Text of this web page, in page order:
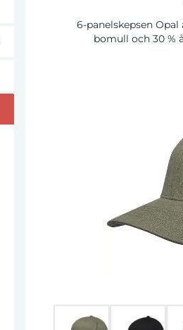
6-panelskepsen
bomull och 30 %
behovet av nya
engagemang för
mängden avfall och
kepsar levereras
Denna
användare att spåra
QR-kod, vilket ökar
bidrar till en
dess